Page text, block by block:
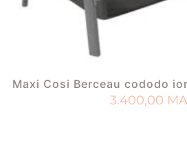
Maxi Cosi Berceau cododo
3.400,00